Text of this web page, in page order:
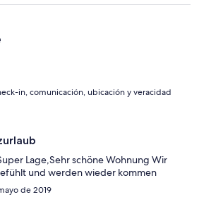
in, comunicación, ubicación y veracidad
Lage,Sehr schöne Wohnung Wir
und werden wieder kommen
de 2019